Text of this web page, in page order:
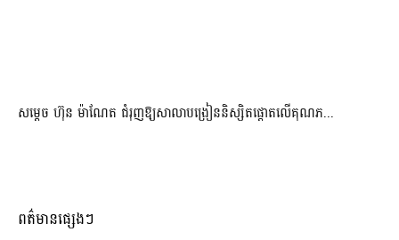
សម្តេច ហ៊ុន ម៉ាណែត ជំរុញឱ្យសាលាបង្រៀននិស្សិតផ្តោតលើគុណភ...
ពត៌មានផ្សេងៗ